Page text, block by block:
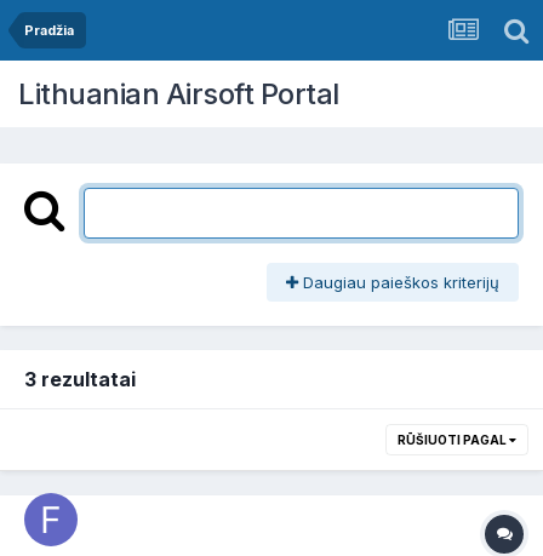
Pradžia
Lithuanian Airsoft Portal
Daugiau paieškos kriterijų
3 rezultatai
RŪŠIUOTI PAGAL